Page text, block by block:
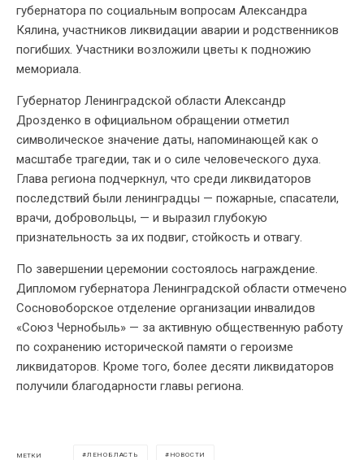
губернатора по социальным вопросам Александра
Кялина, участников ликвидации аварии и родственников
погибших. Участники возложили цветы к подножию
мемориала.
Губернатор Ленинградской области Александр
Дрозденко в официальном обращении отметил
символическое значение даты, напоминающей как о
масштабе трагедии, так и о силе человеческого духа.
Глава региона подчеркнул, что среди ликвидаторов
последствий были ленинградцы — пожарные, спасатели,
врачи, добровольцы, — и выразил глубокую
признательность за их подвиг, стойкость и отвагу.
По завершении церемонии состоялось награждение.
Дипломом губернатора Ленинградской области отмечено
Сосновоборское отделение организации инвалидов
«Союз Чернобыль» — за активную общественную работу
по сохранению исторической памяти о героизме
ликвидаторов. Кроме того, более десяти ликвидаторов
получили благодарности главы региона.
МЕТКИ ЛЕНОБЛАСТЬ НОВОСТИ